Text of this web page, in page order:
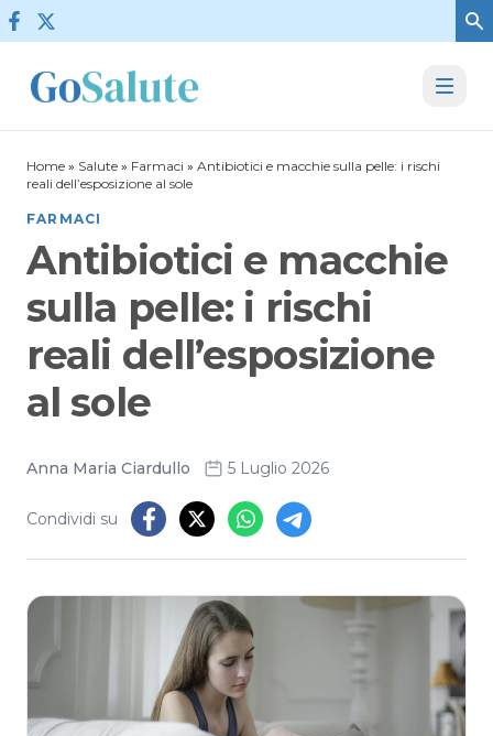
Vai al contenuto
Home » Salute » Farmaci » Antibiotici e macchie sulla pelle: i rischi
reali dell’esposizione al sole
FARMACI
Antibiotici e macchie
sulla pelle: i rischi
reali dell’esposizione
al sole
Anna Maria Ciardullo 5 Luglio 2026
Condividi su